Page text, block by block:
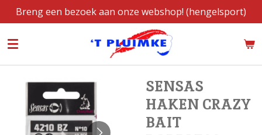
direct
naar
Breng een bezoek aan onze webshop! (hengelsport)
SENSAS
HAKEN CRAZY
BAIT